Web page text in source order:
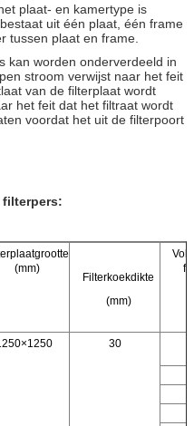
plaat- en kamertype is
uit één plaat, één frame
tussen plaat en frame.
kan worden onderverdeeld in
stroom verwijst naar het feit
van de filterplaat wordt
het feit dat het filtraat wordt
voordat het uit de filterpoort
filterpers:
(mm)
Filterkoekdikte
(mm)
30